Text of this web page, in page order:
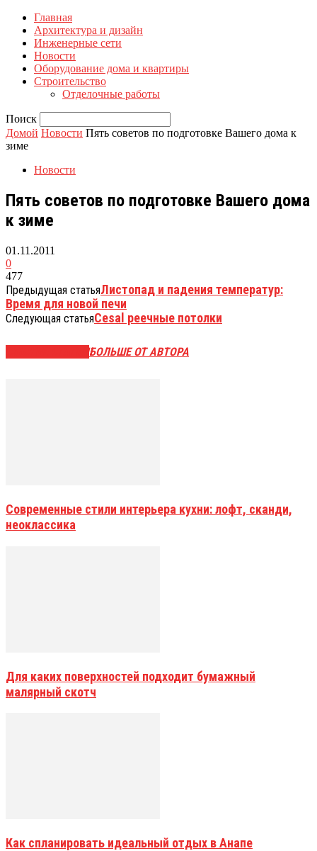
Главная
Архитектура и дизайн
Инженерные сети
Новости
Оборудование дома и квартиры
Строительство
Отделочные работы
Поиск
Домой Новости Пять советов по подготовке Вашего дома к
зиме
Новости
Пять советов по подготовке Вашего дома
к зиме
01.11.2011
0
477
Предыдущая статьяЛистопад и падения температур:
Время для новой печи
Следующая статьяCesal реечные потолки
БОЛЬШЕ ОТ АВТОРА
Современные стили интерьера кухни: лофт, сканди,
неоклассика
Для каких поверхностей подходит бумажный
малярный скотч
Как спланировать идеальный отдых в Анапе